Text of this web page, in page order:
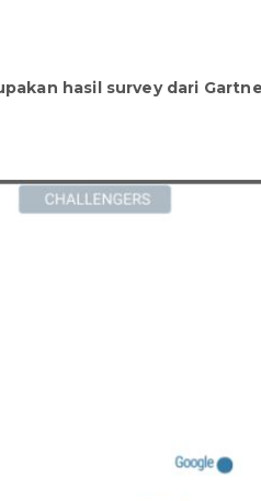
hasil survey dari